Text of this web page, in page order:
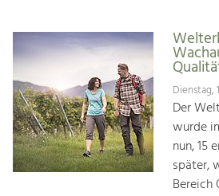
Dienstag,
Der
wurde
nun, 15
später,
Bereich